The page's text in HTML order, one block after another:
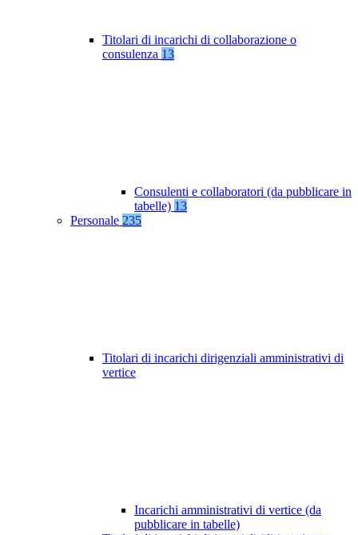
Titolari di incarichi di collaborazione o
consulenza 13
Consulenti e collaboratori (da pubblicare in
tabelle) 13
Personale 235
Titolari di incarichi dirigenziali amministrativi di
vertice
Incarichi amministrativi di vertice (da
pubblicare in tabelle)